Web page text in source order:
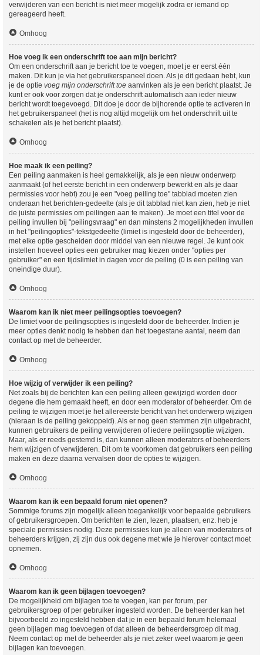
verwijderen van een bericht is niet meer mogelijk zodra er iemand op
gereageerd heeft.
Omhoog
Hoe voeg ik een onderschrift toe aan mijn bericht?
Om een onderschrift aan je bericht toe te voegen, moet je er eerst één
maken. Dit kun je via het gebruikerspaneel doen. Als je dit gedaan hebt, kun
je de optie voeg mijn onderschrift toe aanvinken als je een bericht plaatst. Je
kunt er ook voor zorgen dat je onderschrift automatisch aan ieder nieuw
bericht wordt toegevoegd. Dit doe je door de bijhorende optie te activeren in
het gebruikerspaneel (het is nog altijd mogelijk om het onderschrift uit te
schakelen als je het bericht plaatst).
Omhoog
Hoe maak ik een peiling?
Een peiling aanmaken is heel gemakkelijk, als je een nieuw onderwerp
aanmaakt (of het eerste bericht in een onderwerp bewerkt en als je daar
permissies voor hebt) zou je een "voeg peiling toe" tabblad moeten zien
onderaan het berichten-gedeelte (als je dit tabblad niet kan zien, heb je niet
de juiste permissies om peilingen aan te maken). Je moet een titel voor de
peiling invullen bij "peilingsvraag" en dan minstens 2 mogelijkheden invullen
in het "peilingopties"-tekstgedeelte (limiet is ingesteld door de beheerder),
met elke optie gescheiden door middel van een nieuwe regel. Je kunt ook
instellen hoeveel opties een gebruiker mag kiezen onder "opties per
gebruiker" en een tijdslimiet in dagen voor de peiling (0 is een peiling van
oneindige duur).
Omhoog
Waarom kan ik niet meer peilingsopties toevoegen?
De limiet voor de peilingsopties is ingesteld door de beheerder. Indien je
meer opties denkt nodig te hebben dan het toegestane aantal, neem dan
contact op met de beheerder.
Omhoog
Hoe wijzig of verwijder ik een peiling?
Net zoals bij de berichten kan een peiling alleen gewijzigd worden door
degene die hem gemaakt heeft, en door een moderator of beheerder. Om de
peiling te wijzigen moet je het allereerste bericht van het onderwerp wijzigen
(hieraan is de peiling gekoppeld). Als er nog geen stemmen zijn uitgebracht,
kunnen gebruikers de peiling verwijderen of iedere peilingsoptie wijzigen.
Maar, als er reeds gestemd is, dan kunnen alleen moderators of beheerders
hem wijzigen of verwijderen. Dit om te voorkomen dat gebruikers een peiling
maken en deze daarna vervalsen door de opties te wijzigen.
Omhoog
Waarom kan ik een bepaald forum niet openen?
Sommige forums zijn mogelijk alleen toegankelijk voor bepaalde gebruikers
of gebruikersgroepen. Om berichten te zien, lezen, plaatsen, enz. heb je
speciale permissies nodig. Deze permissies kun je alleen van moderators of
beheerders krijgen, zij zijn dus ook degene met wie je hierover contact moet
opnemen.
Omhoog
Waarom kan ik geen bijlagen toevoegen?
De mogelijkheid om bijlagen toe te voegen, kan per forum, per
gebruikersgroep of per gebruiker ingesteld worden. De beheerder kan het
bijvoorbeeld zo ingesteld hebben dat je in een bepaald forum helemaal
geen bijlagen mag toevoegen of dat alleen de beheerdersgroep dit mag.
Neem contact op met de beheerder als je niet zeker weet waarom je geen
bijlagen kan toevoegen.